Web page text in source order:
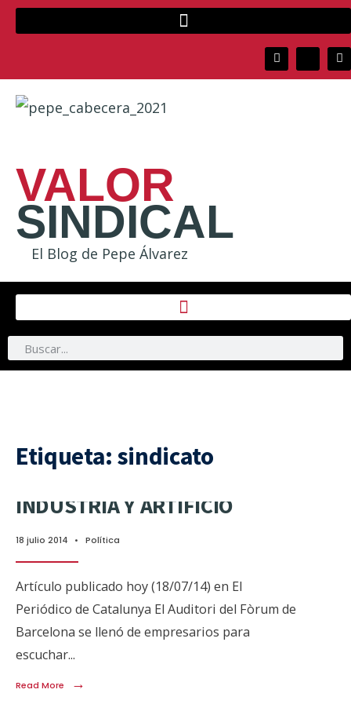
VALOR
SINDICAL
El Blog de Pepe Álvarez
Etiqueta: sindicato
INDUSTRIA Y ARTIFICIO
18 julio 2014 • Política
Artículo publicado hoy (18/07/14) en El
Periódico de Catalunya El Auditori del Fòrum de
Barcelona se llenó de empresarios para
escuchar...
Read More →